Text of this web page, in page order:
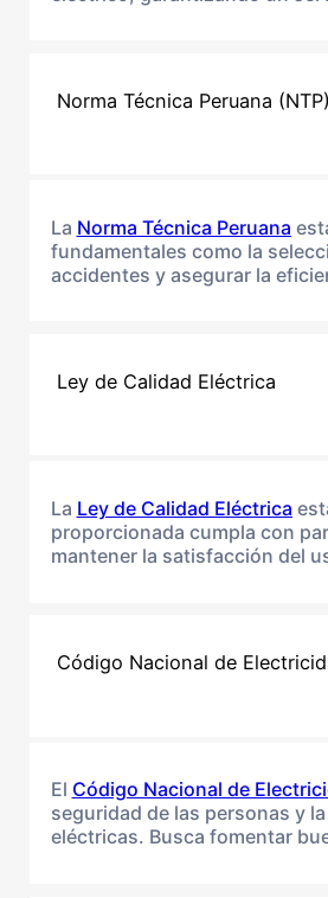
Norma Técnica Peruana (NTP)
La Norma Técnica Peruana
fundamentales como la
accidentes y asegurar la
Ley de Calidad Eléctrica
La Ley de Calidad Eléctrica
proporcionada cumpla con
mantener la satisfacción del
Código Nacional de
El Código Nacional de
seguridad de las personas y
eléctricas. Busca fomentar